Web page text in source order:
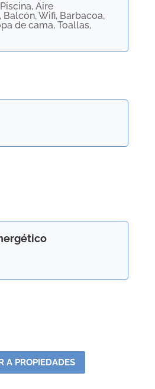
Aire
Wifi, Barbacoa,
de cama, Toallas,
A PROPIEDADES